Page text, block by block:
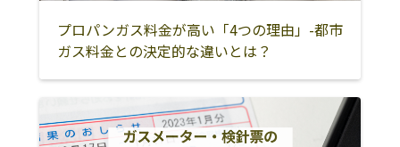
行方市
鉾田市
石岡市
土浦市
かすみがうら市
つくばみらい市
牛久市
龍ケ崎市
取手市
守谷市
稲敷市
プロパンガス料金が高い「4つの理由」-都市
ガス料金との決定的な違いとは？